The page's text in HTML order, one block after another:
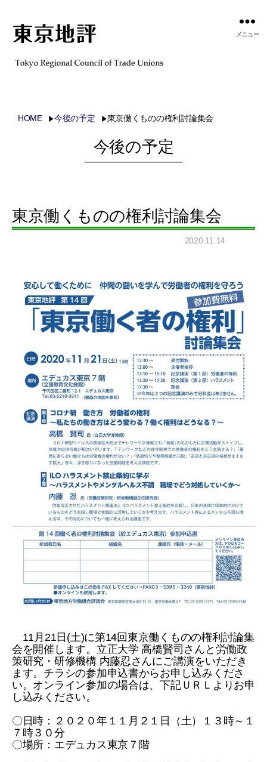
メニュー
HOME 今後の予定 東京働くものの権利討論集会
今後の予定
東京働くものの権利討論集会
2020.11.14
11月21日(土)に第14回東京働くものの権利討論集
会を開催します。立正大学 高橋賢司さんと労働政
策研究・研修機構 内藤忍さんにご講演をいただき
ます。チラシの参加申込書からお申し込みくださ
い。オンライン参加の場合は、下記ＵＲＬよりお申
し込みください。
〇日時：２０２０年１１月２１日（土）１３時～１
７時３０分
〇場所：エデュカス東京７階